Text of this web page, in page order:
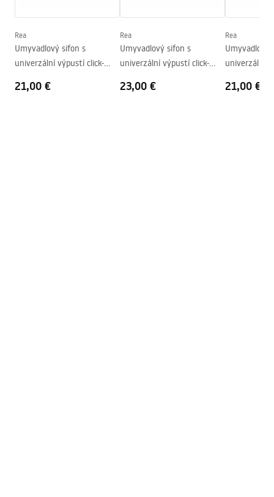
Tvar
Otvor pre batériu
Nie
Rea
Umyvadlový sifon s
univerzální výpustí click-
21,00 €
Rea
Umyvadlový sifon s
univerzální výpustí click-
23,00 €
Rea
Umyvadlový
univerzální
21,00 €